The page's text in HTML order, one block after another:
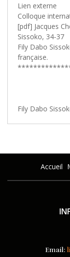
Lien externe
Colloque
[pdf] Jacques
Sissoko, 34-37
Fily Dabo
française.
Fily Dabo
Accueil
Email: